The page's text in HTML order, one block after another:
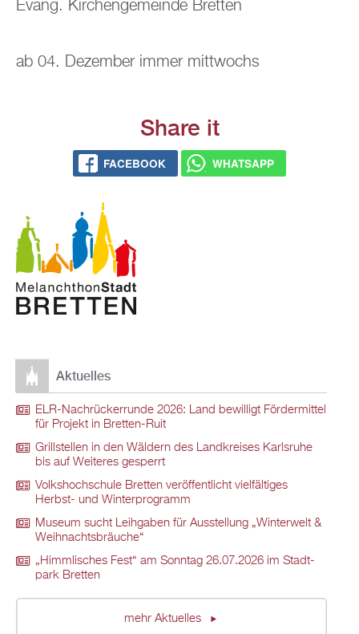
Evang. Kir­chen­ge­mein­de Brett­en
ab 04. De­zem­ber immer mitt­wochs
Share it
FACE­BOOK WHATS­APP
Ak­tu­el­les
ELR-Nach­rü­ck­er­run­de 2026: Land be­wil­ligt För­der­mit­tel
für Pro­jekt in Brett­en-Ruit
Grill­stel­len in den Wäl­dern des Land­krei­ses Karls­ru­he
bis auf Wei­te­res ge­sperrt
Volks­hoch­schu­le Brett­en ver­öf­fent­licht viel­fäl­ti­ges
Herbst- und Win­ter­pro­gramm
Mu­se­um sucht Leih­ga­ben für Aus­stel­lung „Win­ter­welt &
Weih­nachts­bräu­che“
„Himm­li­sches Fest“ am Sonn­tag 26.07.2026 im Stadt­
park Brett­en
mehr Ak­tu­el­les